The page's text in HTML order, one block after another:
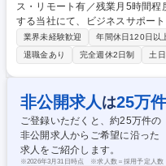
ス・リモート有／残業月5時間程度 仕事の内容 建築資材の製造販売
する当社にて、ビジネスサポー
内規定管理等の総務全般、契約
ら2つのグループを兼務し幅広く活躍します。 ■フ
備・社用車・規定管理 ■社内行
ー・ドラフト作成 ■法務研修等
弁護士との連携 【仕事の魅力】
える重要な役割です。残業手当
ク制度も整っています。 募集職種 【東京/総務・法務スタッフ】フレック
ス・リモート有／残業月5時間程度
業界未経験歓迎 年間休日120日以
退職金あり
完全週休2日制 土
非公開求人 は25万件
ご登録いただくと、約25万件の
非公開求人からご希望に沿った
求人をご紹介します。
※2026年3月31日時点 ※求人数＝採用予定人数